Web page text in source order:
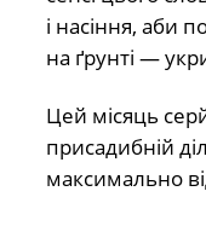
і насіння, аби
на ґрунті —
Цей місяць
присадибній
максимально